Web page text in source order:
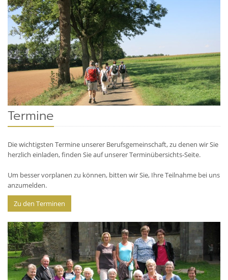
Termine
Die wichtigsten Termine unserer Berufsgemeinschaft, zu denen wir Sie
herzlich einladen, finden Sie auf unserer Terminübersichts-Seite.
Um besser vorplanen zu können, bitten wir Sie, Ihre Teilnahme bei uns
anzumelden.
Zu den Terminen